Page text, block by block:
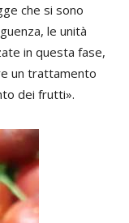
che si sono
le unità
in questa fase,
un trattamento
dei frutti».